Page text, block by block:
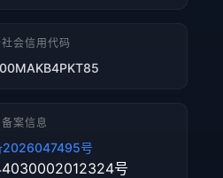
会信用代码
备案信息
2026047495号
号